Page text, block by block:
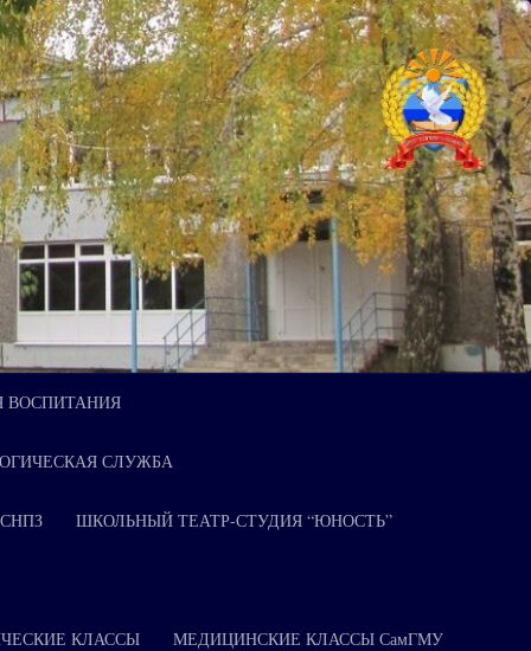
ВОСПИТАНИЯ
СЛУЖБА
ШКОЛЬНЫЙ ТЕАТР-СТУДИЯ “ЮНОСТЬ”
КЛАССЫ МЕДИЦИНСКИЕ КЛАССЫ СамГМУ